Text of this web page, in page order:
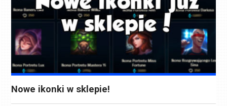
Nowe ikonki w sklepie!